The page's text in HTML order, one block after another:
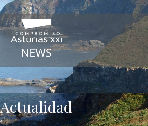
Actualidad